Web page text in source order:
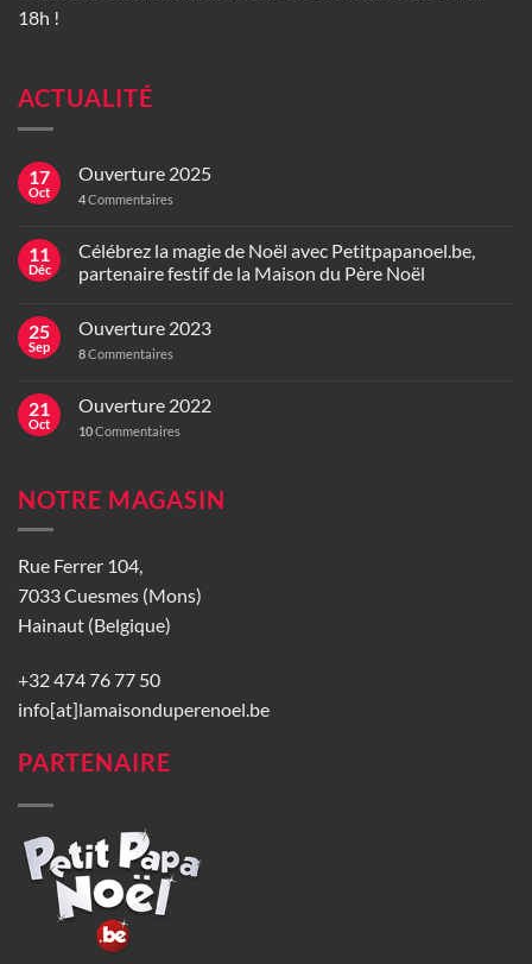
18h !
ACTUALITÉ
17
Oct
Ouverture 2025
4Commentaires
11
Déc
Célébrez la magie de Noël avec Petitpapanoel.be,
partenaire festif de la Maison du Père Noël
25
Sep
Ouverture 2023
8Commentaires
21
Oct
Ouverture 2022
10Commentaires
NOTRE MAGASIN
Rue Ferrer 104,
7033 Cuesmes (Mons)
Hainaut (Belgique)
+32 474 76 77 50
info[at]lamaisonduperenoel.be
PARTENAIRE